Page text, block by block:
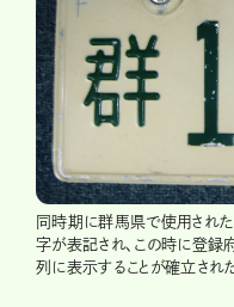
同時期に群馬県で使用された
字が表記され、この時に登
列に表示することが確立され